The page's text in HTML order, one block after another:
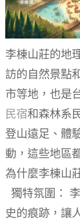
李棟山莊的地
訪的自然景點
市等地，也是
民宿和森林系
登山遠足、體
動，這些地區
為什麼李棟山
獨特氛圍：
史的痕跡，讓